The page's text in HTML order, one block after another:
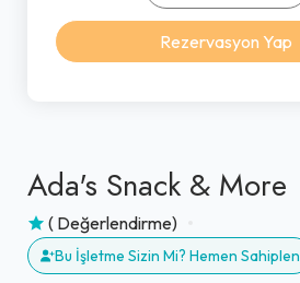
Ada's Snack & More
( Değerlendirme)
Bu İşletme Sizin Mi? Hemen Sahiplen
Rezervasyon Yap